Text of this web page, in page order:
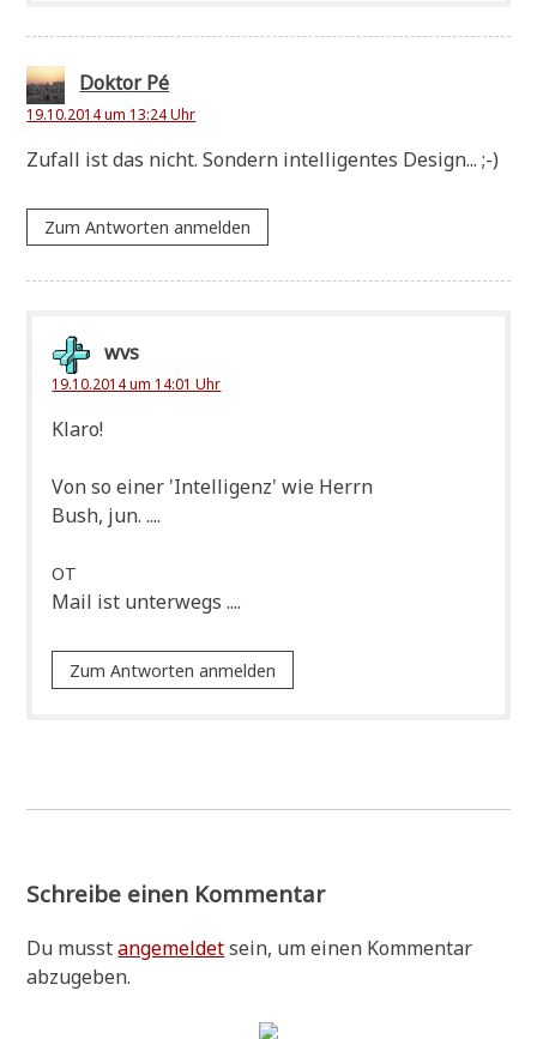
Doktor Pé
19.10.2014 um 13:24 Uhr
Zufall ist das nicht. Son­dern intel­li­gen­tes Design... ;-)
Zum Antworten anmelden
wvs
19.10.2014 um 14:01 Uhr
Kla­ro!
Von so einer 'Intel­li­genz' wie Herrn
Bush, jun. ....
OT
Mail ist unterwegs ....
Zum Antworten anmelden
Schreibe einen Kommentar
Du musstangemeldetsein, um einen Kommentar
abzugeben.